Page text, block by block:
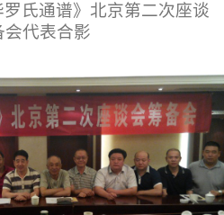
氏通谱》北京第二次座谈
会代表合影